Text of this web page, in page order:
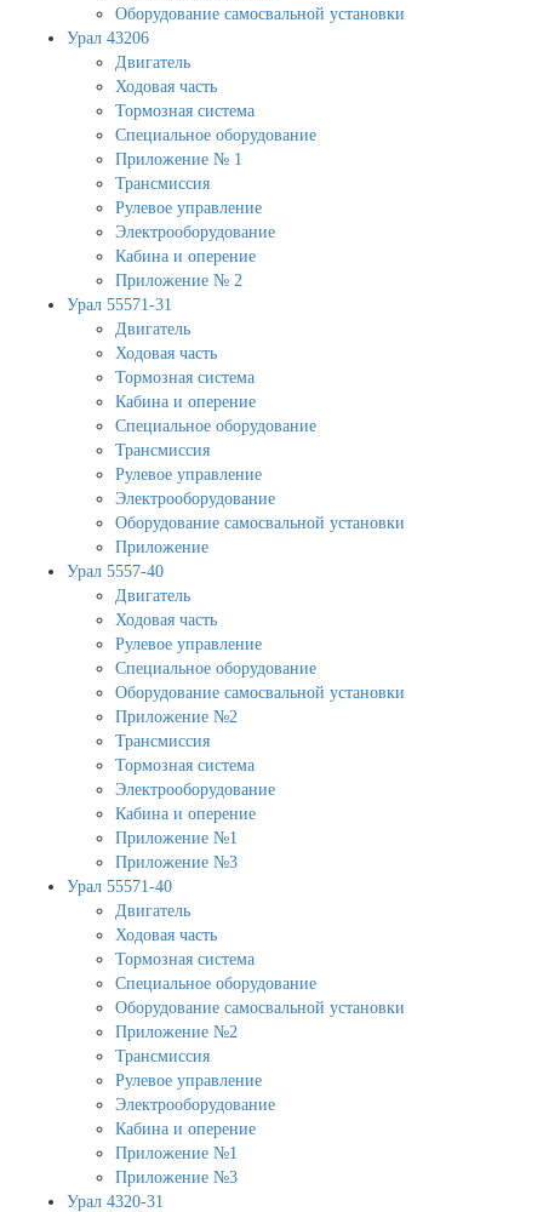
Оборудование самосвальной установки
Урал 43206
Двигатель
Ходовая часть
Тормозная система
Специальное оборудование
Приложение № 1
Трансмиссия
Рулевое управление
Электрооборудование
Кабина и оперение
Приложение № 2
Урал 55571-31
Двигатель
Ходовая часть
Тормозная система
Кабина и оперение
Специальное оборудование
Трансмиссия
Рулевое управление
Электрооборудование
Оборудование самосвальной установки
Приложение
Урал 5557-40
Двигатель
Ходовая часть
Рулевое управление
Специальное оборудование
Оборудование самосвальной установки
Приложение №2
Трансмиссия
Тормозная система
Электрооборудование
Кабина и оперение
Приложение №1
Приложение №3
Урал 55571-40
Двигатель
Ходовая часть
Тормозная система
Специальное оборудование
Оборудование самосвальной установки
Приложение №2
Трансмиссия
Рулевое управление
Электрооборудование
Кабина и оперение
Приложение №1
Приложение №3
Урал 4320-31